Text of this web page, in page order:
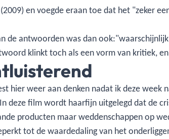
en voegde eraan toe dat het "zeker
de antwoorden was dan
klinkt toch als een vorm van kritiek,
hier weer aan denken nadat ik deze
deze film wordt haarfijn uitgelegd dat de
producten maar weddenschappen op
tot de waardedaling van het